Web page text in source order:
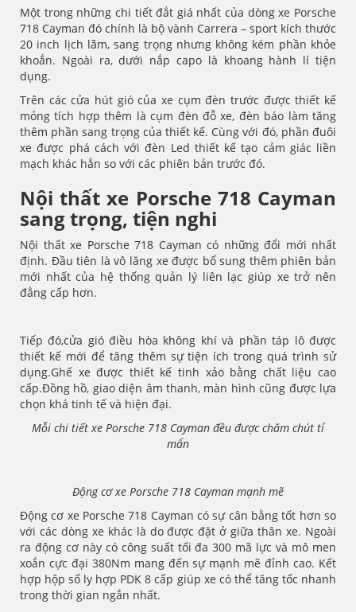
Một trong những chi tiết đắt giá nhất của dòng xe Porsche
718 Cayman đó chính là bộ vành Carrera – sport kích thước
20 inch lịch lãm, sang trọng nhưng không kém phần khỏe
khoắn. Ngoài ra, dưới nắp capo là khoang hành lí tiện
dụng.
Trên các cửa hút gió của xe cụm đèn trước được thiết kế
mỏng tích hợp thêm là cụm đèn đỗ xe, đèn báo làm tăng
thêm phần sang trọng của thiết kế. Cùng với đó, phần đuôi
xe được phá cách với đèn Led thiết kế tạo cảm giác liền
mạch khác hẳn so với các phiên bản trước đó.
Nội thất xe Porsche 718 Cayman
sang trọng, tiện nghi
Nội thất xe Porsche 718 Cayman có những đổi mới nhất
định. Đầu tiên là vô lăng xe được bổ sung thêm phiên bản
mới nhất của hệ thống quản lý liên lạc giúp xe trở nên
đẳng cấp hơn.
Tiếp đó,cửa gió điều hòa không khí và phần táp lô được
thiết kế mới để tăng thêm sự tiện ích trong quá trình sử
dụng.Ghế xe được thiết kế tinh xảo bằng chất liệu cao
cấp.Đồng hồ, giao diện âm thanh, màn hình cũng được lựa
chọn khá tinh tế và hiện đại.
Mỗi chi tiết xe Porsche 718 Cayman đều được chăm chút tỉ
mẩn
Động cơ xe Porsche 718 Cayman mạnh mẽ
Động cơ xe Porsche 718 Cayman có sự cân bằng tốt hơn so
với các dòng xe khác là do được đặt ở giữa thân xe. Ngoài
ra động cơ này có công suất tối đa 300 mã lực và mô men
xoắn cực đại 380Nm mang đến sự mạnh mẽ đỉnh cao. Kết
hợp hộp số ly hợp PDK 8 cấp giúp xe có thể tăng tốc nhanh
trong thời gian ngắn nhất.